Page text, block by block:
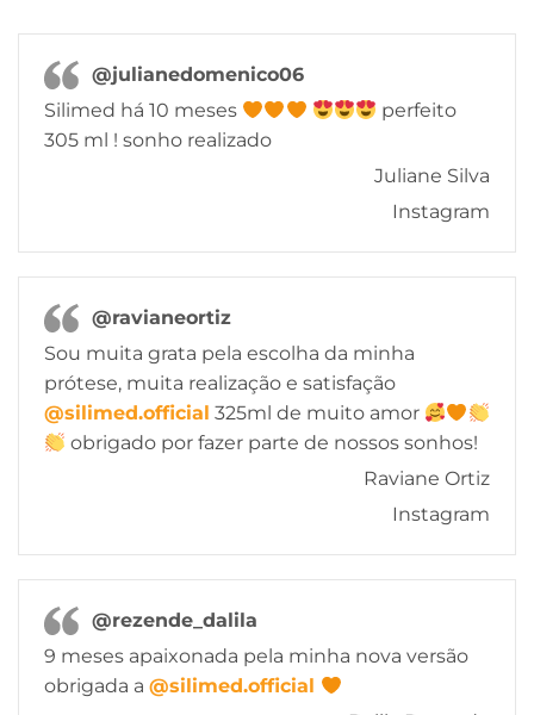
@julianedomenico06
Silimed há 10 meses
perfeito
305 ml ! sonho realizado
Juliane Silva
Instagram
@ravianeortiz
Sou muita grata pela escolha da minha
prótese, muita realização e satisfação
@silimed.official 325ml de muito amor
obrigado por fazer parte de nossos sonhos!
Raviane Ortiz
Instagram
@rezende_dalila
9 meses apaixonada pela minha nova versão
obrigada a @silimed.official